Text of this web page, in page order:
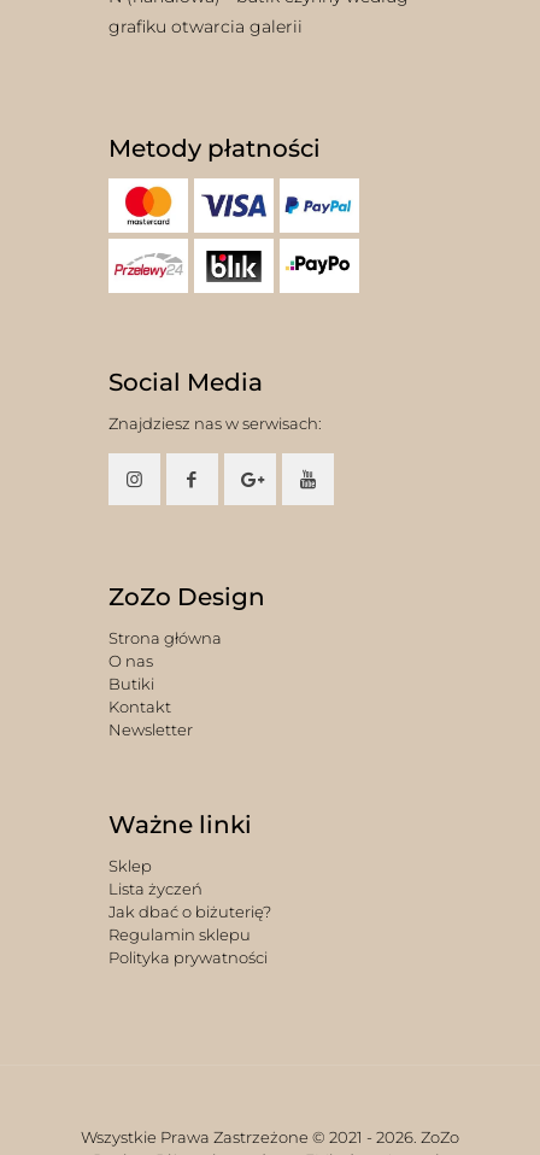
grafiku otwarcia galerii
Metody płatności
Social Media
Znajdziesz nas w serwisach:
ZoZo Design
Strona główna
O nas
Butiki
Kontakt
Newsletter
Ważne linki
Sklep
Lista życzeń
Jak dbać o biżuterię?
Regulamin sklepu
Polityka prywatności
Wszystkie Prawa Zastrzeżone © 2021 - 2026. ZoZo